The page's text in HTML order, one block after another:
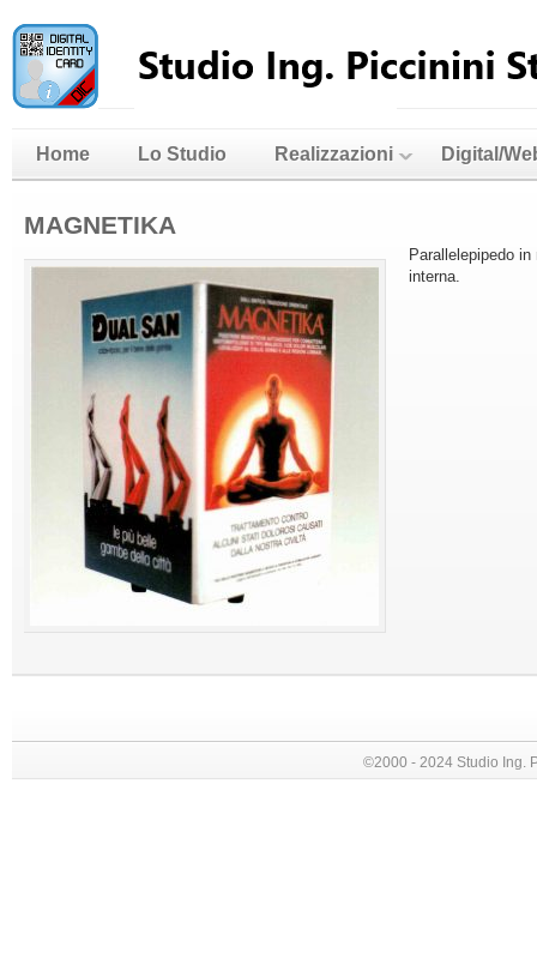
Home Lo Studio Realizzazioni Digital/
MAGNETIKA
Parallelepipedo
interna.
©2000 - 2024 Studio Ing.